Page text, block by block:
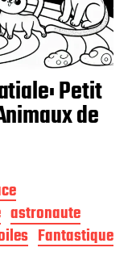
Petit
de
astronaute
Fantastique